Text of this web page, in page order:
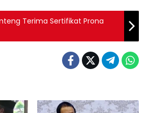
Terima Sertifikat Prona